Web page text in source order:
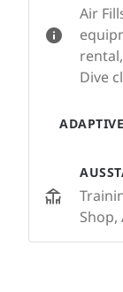
Air
Dive
Shop,